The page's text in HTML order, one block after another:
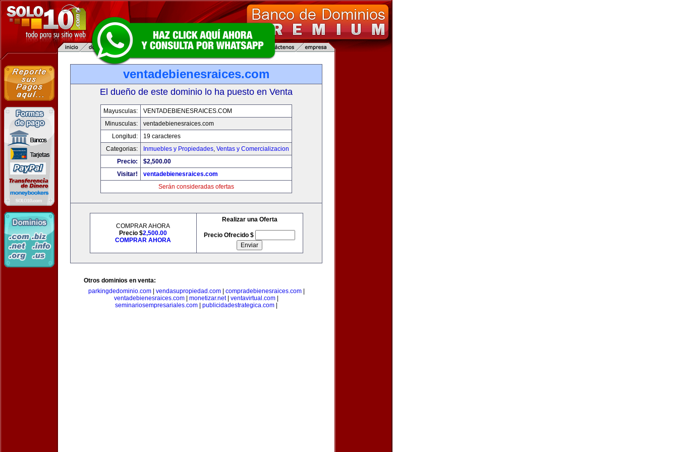
ventadebienesraices.com
El dueño de este dominio lo ha puesto en Venta
Mayusculas:
VENTADEBIENESRAICES.COM
Minusculas:
ventadebienesraices.com
Longitud:
19 caracteres
Categorias:
Inmuebles y Propiedades, Ventas y Comercializacion
Precio:
$2,500.00
Visitar!
ventadebienesraices.com
Serán consideradas ofertas
COMPRAR AHORA
Precio $2,500.00
COMPRAR AHORA
Realizar una Oferta
Precio Ofrecido $
Otros dominios en venta:
parkingdedominio.com| vendasupropiedad.com| compradebienesraices.com|
ventadebienesraices.com
monetizar.net| ventavirtual.com
seminariosempresariales.com
publicidadestrategica.com